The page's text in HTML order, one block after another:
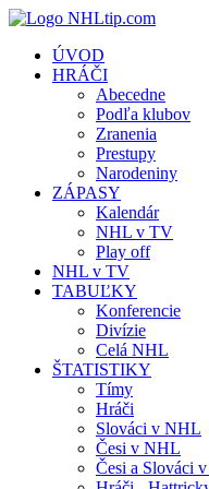
ÚVOD
HRÁČI
Abecedne
Podľa klubov
Zranenia
Prestupy
Narodeniny
ZÁPASY
Kalendár
NHL v TV
Play off
NHL v TV
TABUĽKY
Konferencie
Divízie
Celá NHL
ŠTATISTIKY
Tímy
Hráči
Slováci v NHL
Česi v NHL
Česi a Slováci